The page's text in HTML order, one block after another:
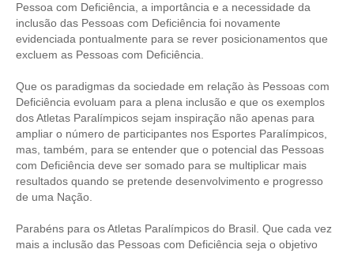
Pessoa com Deficiência, a importância e a necessidade da
inclusão das Pessoas com Deficiência foi novamente
evidenciada pontualmente para se rever posicionamentos que
excluem as Pessoas com Deficiência.
Que os paradigmas da sociedade em relação às Pessoas com
Deficiência evoluam para a plena inclusão e que os exemplos
dos Atletas Paralímpicos sejam inspiração não apenas para
ampliar o número de participantes nos Esportes Paralímpicos,
mas, também, para se entender que o potencial das Pessoas
com Deficiência deve ser somado para se multiplicar mais
resultados quando se pretende desenvolvimento e progresso
de uma Nação.
Parabéns para os Atletas Paralímpicos do Brasil. Que cada vez
mais a inclusão das Pessoas com Deficiência seja o objetivo